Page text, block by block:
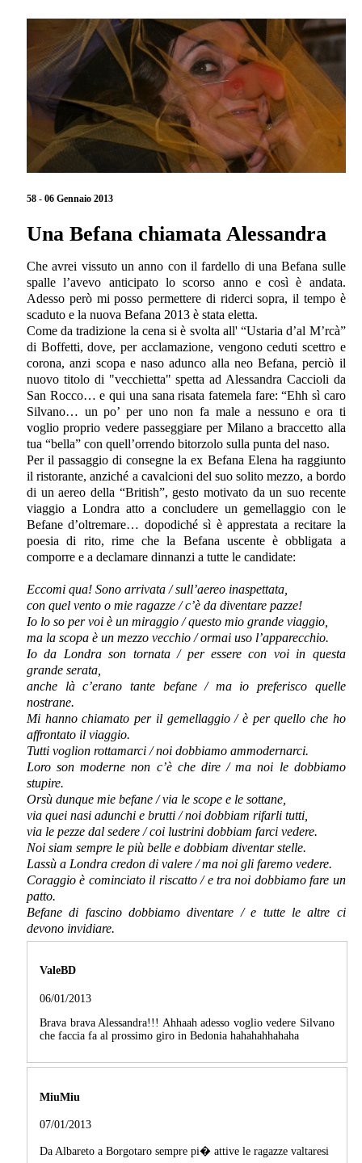
58 - 06 Gennaio 2013
Una Befana chiamata Alessandra
Che avrei vissuto un anno con il fardello di una Befana sulle
spalle l’avevo anticipato lo scorso anno e così è andata.
Adesso però mi posso permettere di riderci sopra, il tempo è
scaduto e la nuova Befana 2013 è stata eletta.
Come da tradizione la cena si è svolta all' “Ustaria d’al M’rcà”
di Boffetti, dove, per acclamazione, vengono ceduti scettro e
corona, anzi scopa e naso adunco alla neo Befana, perciò il
nuovo titolo di "vecchietta" spetta ad Alessandra Caccioli da
San Rocco… e qui una sana risata fatemela fare: “Ehh sì caro
Silvano… un po’ per uno non fa male a nessuno e ora ti
voglio proprio vedere passeggiare per Milano a braccetto alla
tua “bella” con quell’orrendo bitorzolo sulla punta del naso.
Per il passaggio di consegne la ex Befana Elena ha raggiunto
il ristorante, anziché a cavalcioni del suo solito mezzo, a bordo
di un aereo della “British”, gesto motivato da un suo recente
viaggio a Londra atto a concludere un gemellaggio con le
Befane d’oltremare… dopodiché sì è apprestata a recitare la
poesia di rito, rime che la Befana uscente è obbligata a
comporre e a declamare dinnanzi a tutte le candidate:
Eccomi qua! Sono arrivata / sull’aereo inaspettata,
con quel vento o mie ragazze / c’è da diventare pazze!
Io lo so per voi è un miraggio / questo mio grande viaggio,
ma la scopa è un mezzo vecchio / ormai uso l’apparecchio.
Io da Londra son tornata / per essere con voi in questa
grande serata,
anche là c’erano tante befane / ma io preferisco quelle
nostrane.
Mi hanno chiamato per il gemellaggio / è per quello che ho
affrontato il viaggio.
Tutti voglion rottamarci / noi dobbiamo ammodernarci.
Loro son moderne non c’è che dire / ma noi le dobbiamo
stupire.
Orsù dunque mie befane / via le scope e le sottane,
via quei nasi adunchi e brutti / noi dobbiam rifarli tutti,
via le pezze dal sedere / coi lustrini dobbiam farci vedere.
Noi siam sempre le più belle e dobbiam diventar stelle.
Lassù a Londra credon di valere / ma noi gli faremo vedere.
Coraggio è cominciato il riscatto / e tra noi dobbiamo fare un
patto.
Befane di fascino dobbiamo diventare / e tutte le altre ci
devono invidiare.
ValeBD
06/01/2013
Brava brava Alessandra!!! Ahhaah adesso voglio vedere Silvano
che faccia fa al prossimo giro in Bedonia hahahahhahaha
MiuMiu
07/01/2013
Da Albareto a Borgotaro sempre pi� attive le ragazze valtaresi